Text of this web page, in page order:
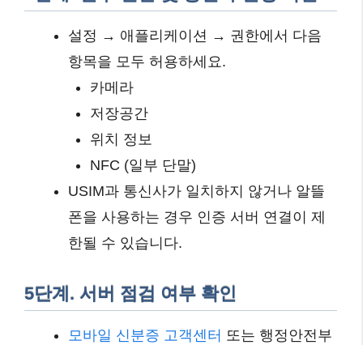
설정 → 애플리케이션 → 권한에서 다음
항목을 모두 허용하세요.
카메라
저장공간
위치 정보
NFC (일부 단말)
USIM과 통신사가 일치하지 않거나 알뜰
폰을 사용하는 경우 인증 서버 연결이 제
한될 수 있습니다.
5단계. 서버 점검 여부 확인
모바일 신분증 고객센터 또는 행정안전부